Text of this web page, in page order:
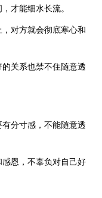
才能细水长流。
对方就会彻底寒心和
关系也禁不住随意透
分寸感，不能随意透
恩，不辜负对自己好